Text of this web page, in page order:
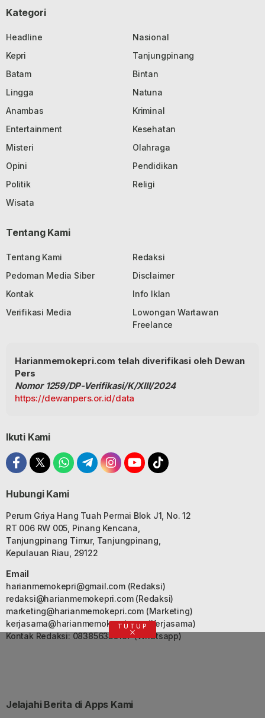
Kategori
Headline
Nasional
Kepri
Tanjungpinang
Batam
Bintan
Lingga
Natuna
Anambas
Kriminal
Entertainment
Kesehatan
Misteri
Olahraga
Opini
Pendidikan
Politik
Religi
Wisata
Tentang Kami
Tentang Kami
Redaksi
Pedoman Media Siber
Disclaimer
Kontak
Info Iklan
Verifikasi Media
Lowongan Wartawan
Freelance
Harianmemokepri.com telah diverifikasi oleh Dewan
Pers
Nomor 1259/DP-Verifikasi/K/XIII/2024
https://dewanpers.or.id/data
Ikuti Kami
Hubungi Kami
Perum Griya Hang Tuah Permai Blok J1, No. 12
RT 006 RW 005, Pinang Kencana,
Tanjungpinang Timur, Tanjungpinang,
Kepulauan Riau, 29122
Email
harianmemokepri@gmail.com(Redaksi)
redaksi@harianmemokepri.com(Redaksi)
marketing@harianmemokepri.com(Marketing)
kerjasama@harianmemokepri.com(Kerjasama)
Kontak Redaksi: 083856335187 (Whatsapp)
Jelajahi Berita di Apps Kami
TUTUP